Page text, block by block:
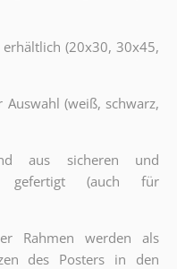
(20x30, 30x45,
Auswahl (weiß, schwarz,
aus sicheren und
gefertigt (auch für
Rahmen werden als
des Posters in den